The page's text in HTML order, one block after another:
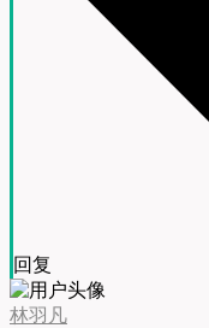
回复
林羽凡